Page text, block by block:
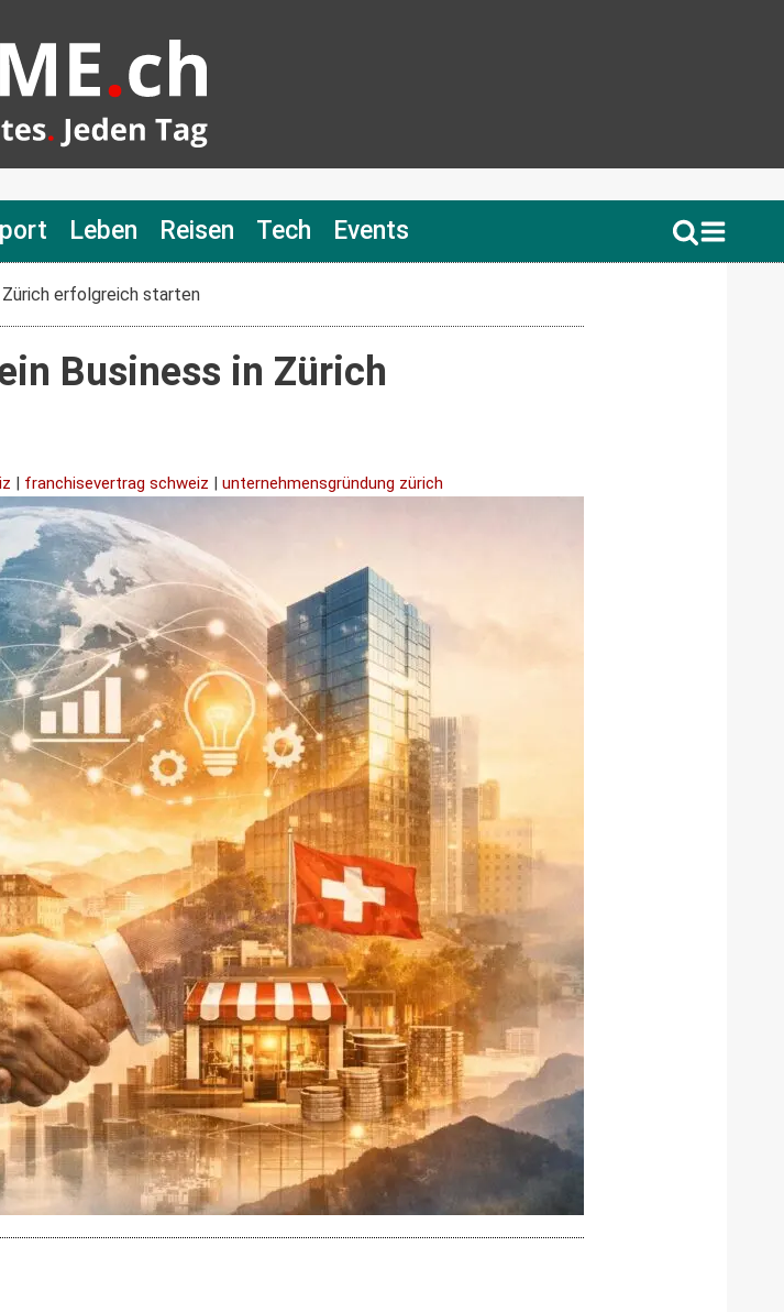
Leben Reisen Tech Events
Zürich erfolgreich starten
Business in Zürich
| franchisevertrag schweiz | unternehmensgründung zürich